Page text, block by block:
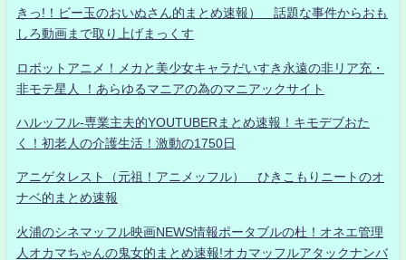
きっ!！ビー玉のおいぬさん的まとめ速報） 話題な事件からおも
しろ動画まで取り上げまっくす
ロボットアニメ！メカと美少女キャラだいすき永遠の非リア充・
非モテ星人 ！あらゆるマニアの為のマニアックサイト
ハルッフル-専業主夫的YOUTUBERまとめ速報！キモデブおた
く！初老人の介護生活！激動の1750日
アニゲタレスト（元祖！アニメッフル） ひきこもりニートのオ
ナベ的まとめ速報
火浦のシネマッフル映画NEWS情報ポータブルの杜！オネエ管理
人オカマちゃんの鬼女的まとめ速報!オカマッフルアタックナンバ